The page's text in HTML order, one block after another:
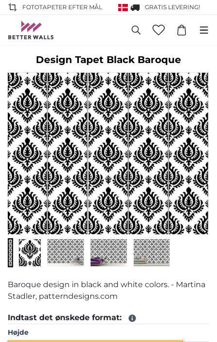
FOTOTAPETER EFTER MÅL GRATIS LEVERING!
Design Tapet Black Baroque
Baroque design in black and white colors. - Martina
Stadler, patterndesigns.com
Indtast det ønskede format:
Højde